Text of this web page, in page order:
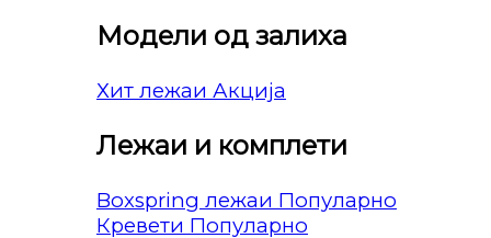
Модели од залиха
Хит лежаи
Лежаи и комплети
Boxspring лежаи
Кревети